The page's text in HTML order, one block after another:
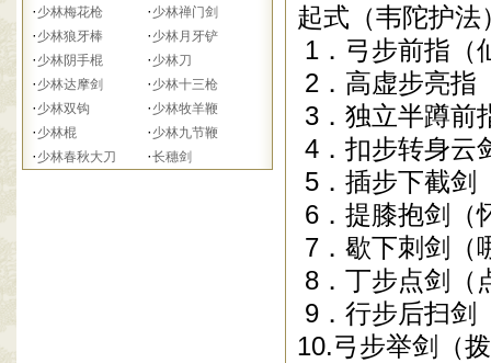
· 少林梅花枪 · 少林禅门剑
· 少林狼牙棒 · 少林月牙铲
· 少林阴手棍 · 少林刀
· 少林达摩剑 · 少林十三枪
· 少林双钩 · 少林牧羊鞭
· 少林棍 · 少林九节鞭
· 少林春秋大刀 ·长穗剑
起式（韦陀护法
1 ．弓步前指（
2 ．高虚步亮指
3 ．独立半蹲
4 ．扣步转身
5 ．插步下截剑
6 ．提膝抱剑（
7 ．歇下刺剑（
8 ．丁步点剑（
9 ．行步后扫剑
10.弓步举剑（